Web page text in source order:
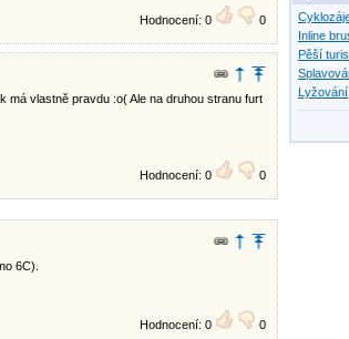
Hodnocení: 0 0
vlastně pravdu :o( Ale na druhou stranu furt
Hodnocení: 0 0
6C).
Hodnocení: 0 0
Inline
Pěší
Lyžování